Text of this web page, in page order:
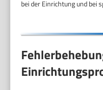
bei der Einrichtung und bei